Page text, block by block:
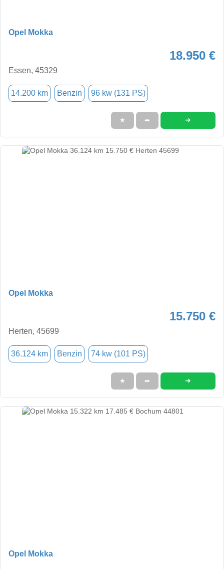
Opel Mokka
18.950 €
Essen, 45329
14.200 km Benzin 96 kw (131 PS)
★ ➦ ➜
Opel Mokka
15.750 €
Herten, 45699
36.124 km Benzin 74 kw (101 PS)
★ ➦ ➜
Opel Mokka